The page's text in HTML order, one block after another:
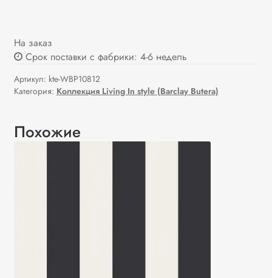
На заказ
Срок поставки с фабрики: 4-6 недель
Артикул: kte-WBP10812
Категория: Коллекция Living In style (Barclay Butera)
Похожие